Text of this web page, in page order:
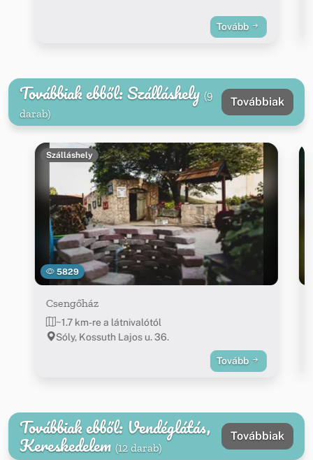
Tovább
Továbbiak ebből: Szálláshely (9
darab)
Továbbiak
5829
Szálláshely
Csengőház
~1.7 km-re a látnivalótól
Sóly, Kossuth Lajos u. 36.
Tovább
Továbbiak ebből: Vendéglátás,
Kereskedelem (12 darab)
Továbbiak